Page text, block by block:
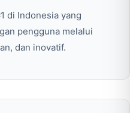
di Indonesia yang
pengguna melalui
dan inovatif.